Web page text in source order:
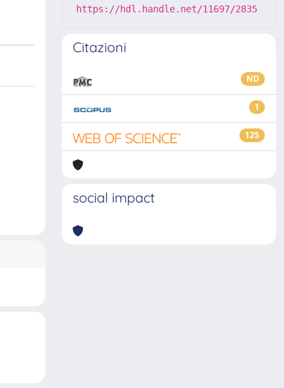
https://hdl.handle.net/11697/2835
Citazioni
ND
1
125
social impact